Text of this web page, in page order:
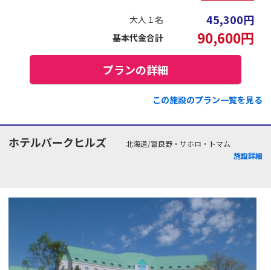
大人１名 45,300円
基本代金合計 90,600円
プランの詳細
この施設のプラン一覧を見る
ホテルパークヒルズ
北海道/富良野・サホロ・トマム
施設詳細